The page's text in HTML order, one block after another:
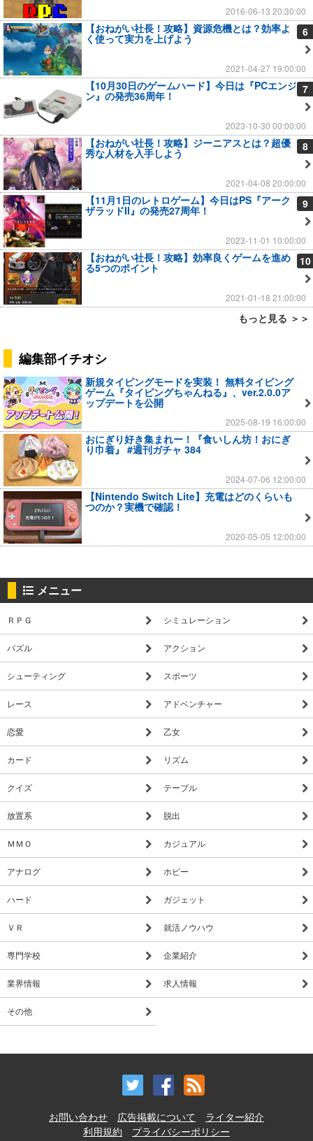
2016-06-13 20:30:00
6
【おねがい社長！攻略】資源危機とは？効率よ
く使って実力を上げよう
2021-04-27 19:00:00
7
【10月30日のゲームハード】今日は『PCエンジ
ン』の発売36周年！
2023-10-30 00:00:00
8
【おねがい社長！攻略】ジーニアスとは？超優
秀な人材を入手しよう
2021-04-08 20:00:00
9
【11月1日のレトロゲーム】今日はPS『アーク
ザラッドII』の発売27周年！
2023-11-01 10:00:00
10
【おねがい社長！攻略】効率良くゲームを進め
る5つのポイント
2021-01-18 21:00:00
もっと見る ＞＞
編集部イチオシ
新規タイピングモードを実装！ 無料タイピング
ゲーム『タイピングちゃんねる』、ver.2.0.0ア
ップデートを公開
2025-08-19 16:00:00
おにぎり好き集まれー！『食いしん坊！おにぎ
り巾着』 #週刊ガチャ 384
2024-07-06 12:00:00
【Nintendo Switch Lite】充電はどのくらいも
つのか？実機で確認！
2020-05-05 12:00:00
メニュー
ＲＰＧ シミュレーション
パズル アクション
シューティング スポーツ
レース アドベンチャー
恋愛 乙女
カード リズム
クイズ テーブル
放置系 脱出
ＭＭＯ カジュアル
アナログ ホビー
ハード ガジェット
ＶＲ 就活ノウハウ
専門学校 企業紹介
業界情報 求人情報
その他
お問い合わせ 広告掲載について
ライター紹介
利用規約
プライバシーポリシー